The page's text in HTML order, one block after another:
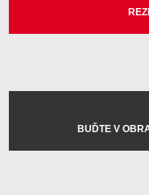
BUĎTE V